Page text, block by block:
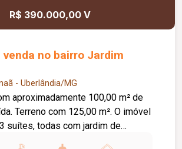
R$ 390.000,00 V
venda no bairro Jardim
- Uberlândia/MG
aproximadamente 100,00 m² de
O imóvel
suítes, todas com jardim de